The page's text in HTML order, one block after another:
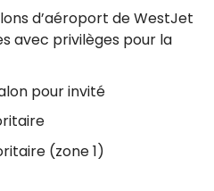
d’aéroport de WestJet
avec privilèges pour la
pour invité
(zone 1)